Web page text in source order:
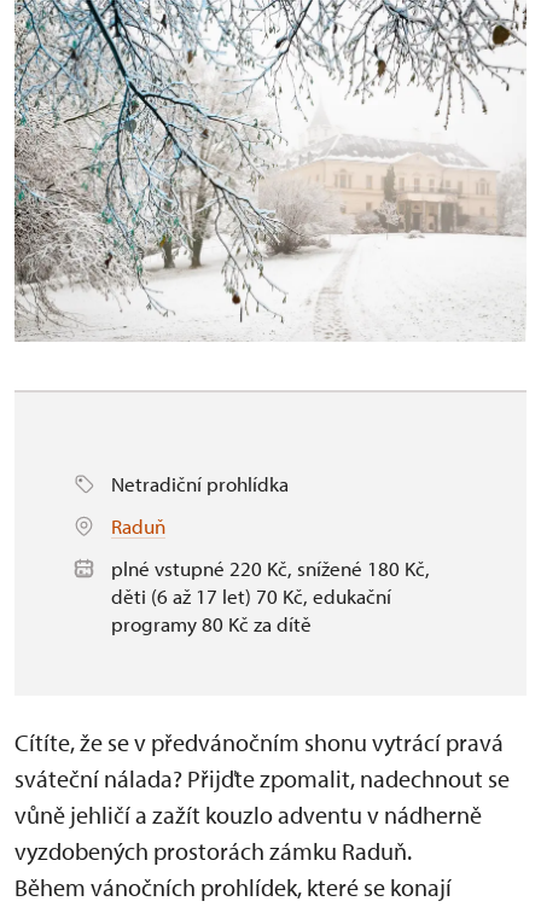
Netradiční prohlídka
Raduň
plné vstupné 220 Kč, snížené 180 Kč,
děti (6 až 17 let) 70 Kč, edukační
programy 80 Kč za dítě
Cítíte, že se v předvánočním shonu vytrácí pravá
sváteční nálada? Přijďte zpomalit, nadechnout se
vůně jehličí a zažít kouzlo adventu v nádherně
vyzdobených prostorách zámku Raduň.
Během vánočních prohlídek, které se konají